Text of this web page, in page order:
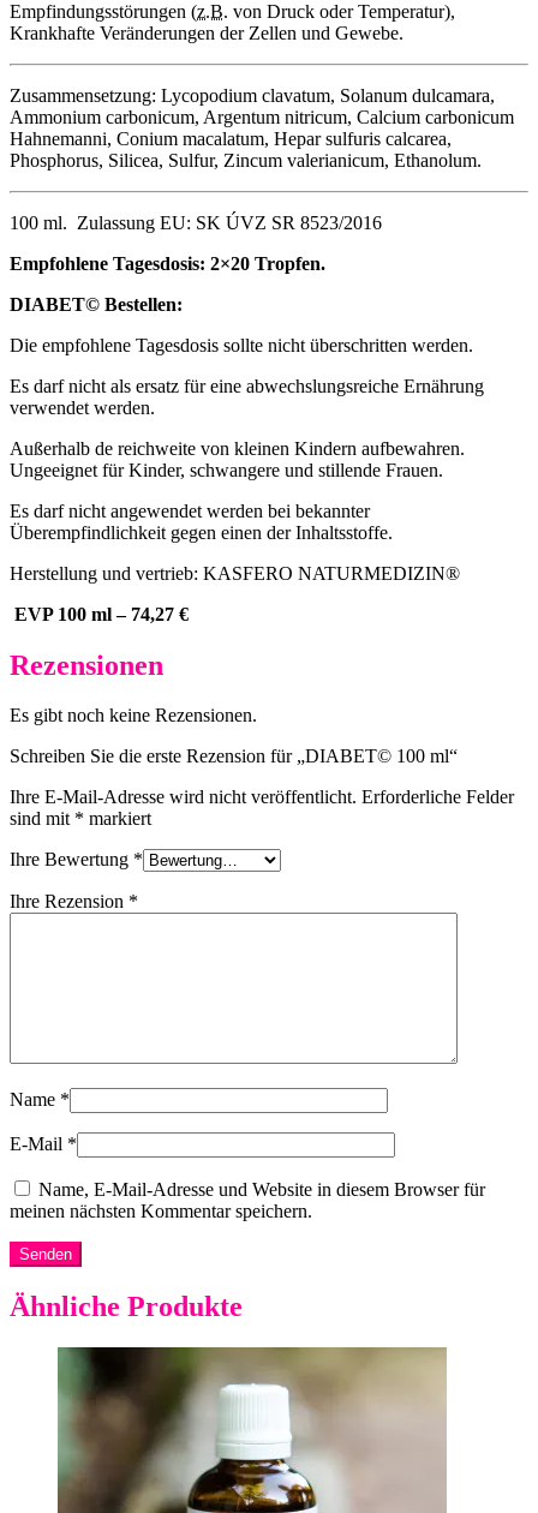
Empfindungsstörungen (z.B. von Druck oder Temperatur),
Krankhafte Veränderungen der Zellen und Gewebe.
Zusammensetzung: Lycopodium clavatum, Solanum dulcamara,
Ammonium carbonicum, Argentum nitricum, Calcium carbonicum
Hahnemanni, Conium macalatum, Hepar sulfuris calcarea,
Phosphorus, Silicea, Sulfur, Zincum valerianicum, Ethanolum.
100 ml. Zulassung EU: SK ÚVZ SR 8523/2016
Empfohlene Tagesdosis: 2×20 Tropfen.
DIABET© Bestellen:
Die empfohlene Tagesdosis sollte nicht überschritten werden.
Es darf nicht als ersatz für eine abwechslungsreiche Ernährung
verwendet werden.
Außerhalb de reichweite von kleinen Kindern aufbewahren.
Ungeeignet für Kinder, schwangere und stillende Frauen.
Es darf nicht angewendet werden bei bekannter
Überempfindlichkeit gegen einen der Inhaltsstoffe.
Herstellung und vertrieb: KASFERO NATURMEDIZIN®
EVP 100 ml – 74,27 €
Rezensionen
Es gibt noch keine Rezensionen.
Schreiben Sie die erste Rezension für „DIABET© 100 ml“
Ihre E-Mail-Adresse wird nicht veröffentlicht. Erforderliche Felder
sind mit * markiert
Ihre Bewertung *
Ihre Rezension *
Name *
E-Mail *
Name, E-Mail-Adresse und Website in diesem Browser für
meinen nächsten Kommentar speichern.
Ähnliche Produkte